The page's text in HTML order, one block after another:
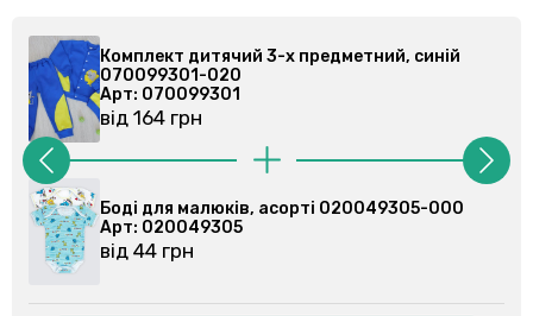
синій
020049305-000
Комплект дитячий 3-х
Боді для малюків, асорті